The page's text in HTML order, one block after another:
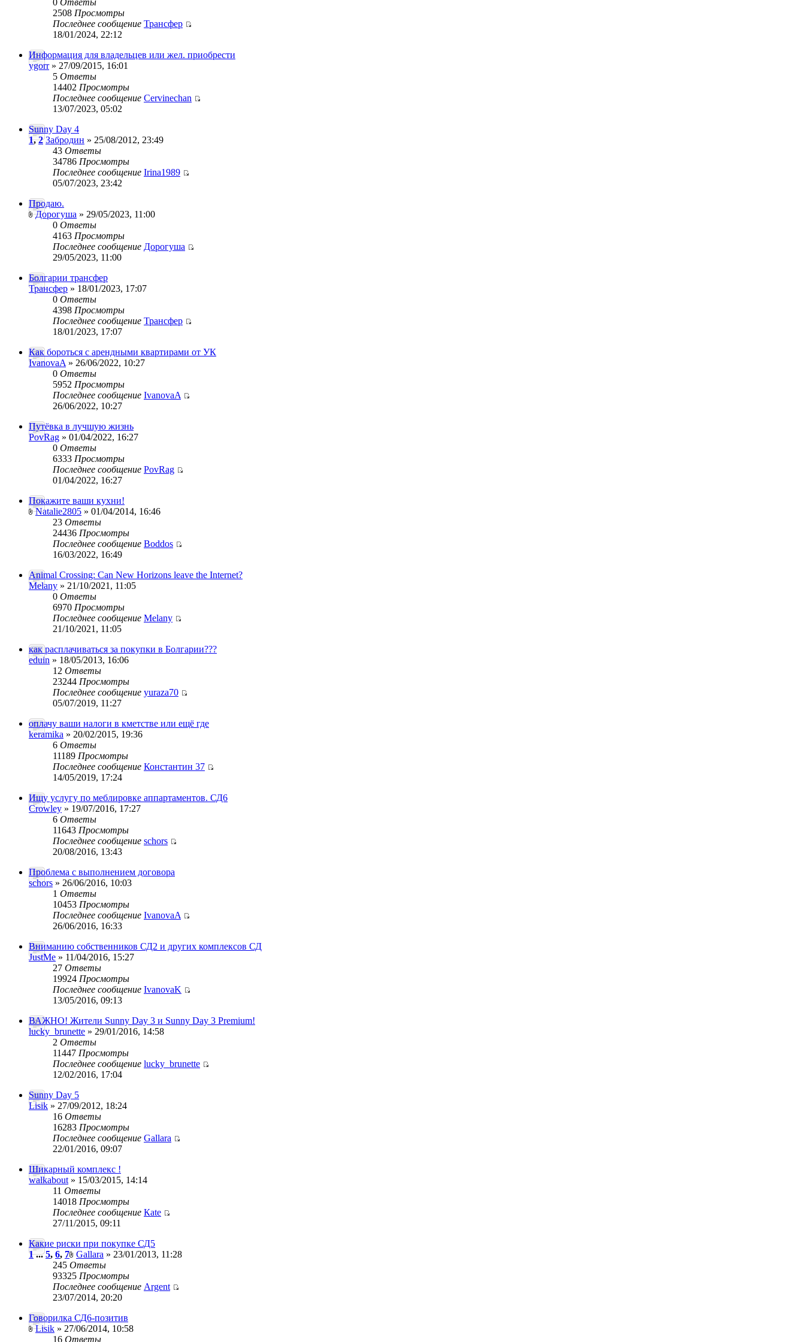
0 Ответы
2508 Просмотры
Последнее сообщение Трансфер
18/01/2024, 22:12
Информация для владельцев или жел. приобрести
ygorr» 27/09/2015, 16:01
5 Ответы
14402 Просмотры
Последнее сообщение Cervinechan
13/07/2023, 05:02
Sunny Day 4
1,2 Забродин » 25/08/2012, 23:49
43 Ответы
34786 Просмотры
Последнее сообщение Irina1989
05/07/2023, 23:42
Продаю.
Дорогуша » 29/05/2023, 11:00
0 Ответы
4163 Просмотры
Последнее сообщение Дорогуша
29/05/2023, 11:00
Болгарии трансфер
Трансфер » 18/01/2023, 17:07
0 Ответы
4398 Просмотры
Последнее сообщение Трансфер
18/01/2023, 17:07
Как бороться с арендными квартирами от УК
IvanovaA » 26/06/2022, 10:27
0 Ответы
5952 Просмотры
Последнее сообщение IvanovaA
26/06/2022, 10:27
Путёвка в лучшую жизнь
PovRag » 01/04/2022, 16:27
0 Ответы
6333 Просмотры
Последнее сообщение PovRag
01/04/2022, 16:27
Покажите ваши кухни!
Natalie2805 » 01/04/2014, 16:46
23 Ответы
24436 Просмотры
Последнее сообщение Boddos
16/03/2022, 16:49
Animal Crossing: Can New Horizons leave the Internet?
Melany » 21/10/2021, 11:05
0 Ответы
6970 Просмотры
Последнее сообщение Melany
21/10/2021, 11:05
как расплачиваться за покупки в Болгарии???
eduin » 18/05/2013, 16:06
12 Ответы
23244 Просмотры
Последнее сообщение yuraza70
05/07/2019, 11:27
оплачу ваши налоги в кметстве или ещё где
keramika » 20/02/2015, 19:36
6 Ответы
11189 Просмотры
Последнее сообщение Константин 37
14/05/2019, 17:24
Ищу услугу по меблировке аппартаментов. СД6
Crowley » 19/07/2016, 17:27
6 Ответы
11643 Просмотры
Последнее сообщение schors
20/08/2016, 13:43
Проблема с выполнением договора
schors » 26/06/2016, 10:03
1 Ответы
10453 Просмотры
Последнее сообщение IvanovaA
26/06/2016, 16:33
Вниманию собственников СД2 и других комплексов СД
JustMe » 11/04/2016, 15:27
27 Ответы
19924 Просмотры
Последнее сообщение IvanovaK
13/05/2016, 09:13
ВАЖНО! Жители Sunny Day 3 и Sunny Day 3 Premium!
lucky_brunette » 29/01/2016, 14:58
2 Ответы
11447 Просмотры
Последнее сообщение lucky_brunette
12/02/2016, 17:04
Sunny Day 5
Lisik » 27/09/2012, 18:24
16 Ответы
16283 Просмотры
Последнее сообщение Gallara
22/01/2016, 09:07
Шикарный комплекс !
walkabout » 15/03/2015, 14:14
11 Ответы
14018 Просмотры
Последнее сообщение Кate
27/11/2015, 09:11
Какие риски при покупке СД5
1...5, 6, 7 Gallara » 23/01/2013, 11:28
245 Ответы
93325 Просмотры
Последнее сообщение Argent
23/07/2014, 20:20
Говорилка СД6-позитив
Lisik » 27/06/2014, 10:58
16 Ответы